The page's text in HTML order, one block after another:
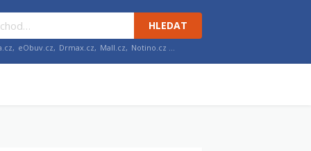
HLEDAT
, eObuv.cz, Drmax.cz, Mall.cz, Notino.cz …